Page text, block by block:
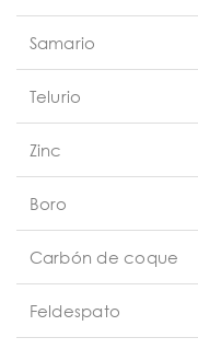
Samario
Telurio
Zinc
Boro
Carbón de coque
Feldespato